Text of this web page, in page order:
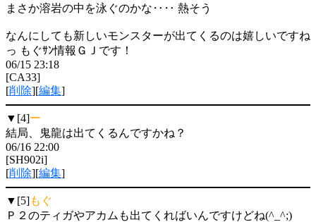
まさか溶岩の中を泳ぐのかな‥‥ 熱そう
なんにしても新しいモンスターが出てくるのは嬉しいですね
っ もぐｻﾝ情報ＧＪです！
06/15 23:18
[CA33]
[削除][編集]
▼[4]ー
結局、鬼龍は出てくるんですかね？
06/16 22:00
[SH902i]
[削除][編集]
▼[5]もぐ
Ｐ２のティガやアカムも出てくればいんですけどね(^_^;)